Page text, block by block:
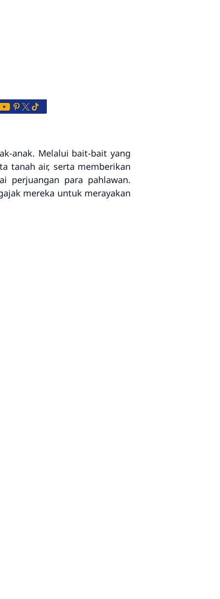
anak. Melalui bait-bait yang
tanah air, serta memberikan
perjuangan para pahlawan.
mereka untuk merayakan